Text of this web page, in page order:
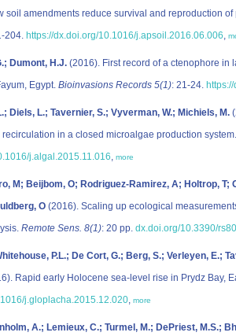
soil amendments reduce survival and reproduction
204. https://dx.doi.org/10.1016/j.apsoil.2016.06.006,
Dumont, H.J. (2016). First record of a ctenophore in
Egypt. Bioinvasions Records 5(1): 21-24.
Diels, L.; Tavernier, S.; Vyverman, W.; Michiels, M.
in a closed microalgae production
j.algal.2015.11.016, more
M; Beijbom, O; Rodriguez-Ramirez, A; Holtrop,
O (2016). Scaling up ecological
Remote Sens. 8(1): 20 pp. dx.doi.org/10.3390/
P.L.; De Cort, G.; Berg, S.; Verleyen, E.;
Rapid early Holocene sea-level rise in Prydz Bay,
j.gloplacha.2015.12.020, more
A.; Lemieux, C.; Turmel, M.; DePriest, M.S.;